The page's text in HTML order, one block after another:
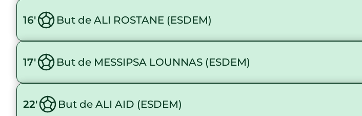
16' But de ALI ROSTANE (ESDEM)
17' But de MESSIPSA LOUNNAS (ESDEM)
22' But de ALI AID (ESDEM)